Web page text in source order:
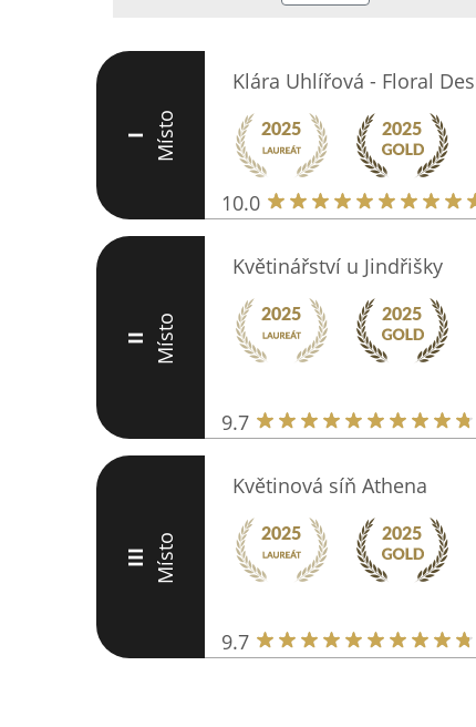
I Místo
Klára Uhlířová - Floral
10.0
II Místo
Květinářství u Jindřišky
9.7
III Místo
Květinová síň Athena
9.7